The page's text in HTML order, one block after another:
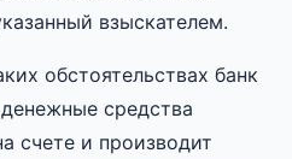
взыскателем.
обстоятельствах банк
средства
счете и производит